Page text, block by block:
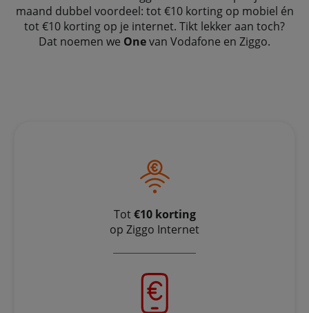
maand dubbel voordeel: tot €10 korting op mobiel én
tot €10 korting op je internet. Tikt lekker aan toch?
Dat noemen we Onevan Vodafone en Ziggo.
Tot€10 korting
op Ziggo Internet